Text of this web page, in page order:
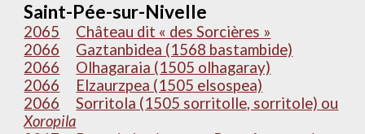
Saint-Pée-sur-Nivelle
2065
Château dit « des Sorcières »
2066
Gaztanbidea (1568 bastambide)
2066
Olhagaraia (1505 olhagaray)
2066
Elzaurzpea (1505 elsospea)
2066
Sorritola (1505 sorritolle, sorritole) ou
Xoropila